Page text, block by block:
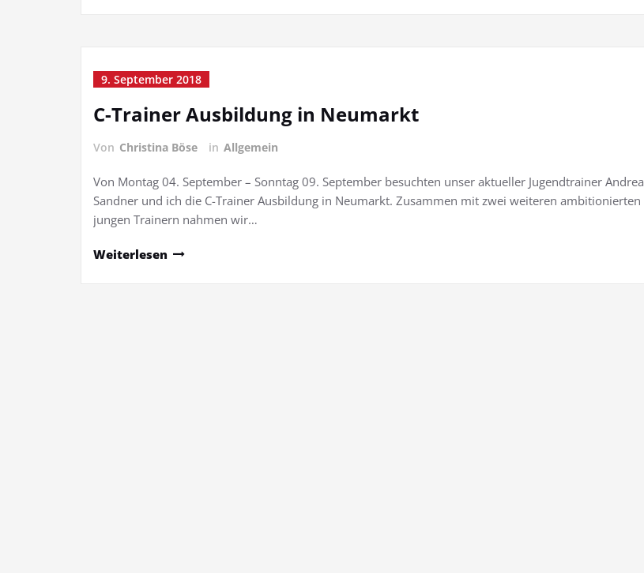
9. September 2018
C-Trainer Ausbildung in Neumarkt
Von Christina Böse in Allgemein
Von Montag 04. September – Sonntag 09. September besuchten unser aktueller Jugendtrainer
Sandner und ich die C-Trainer Ausbildung in Neumarkt. Zusammen mit zwei weiteren ambitionierten
jungen Trainern nahmen wir…
Weiterlesen